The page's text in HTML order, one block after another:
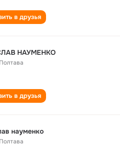
в друзья
НАУМЕНКО
Полтава
в друзья
науменко
Полтава